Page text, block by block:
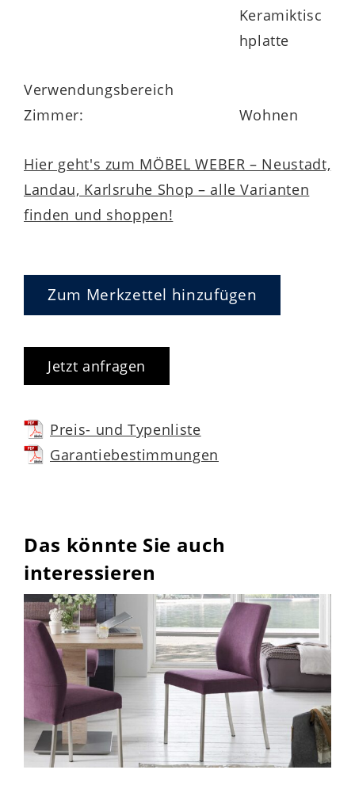
Keramiktisc
hplatte
Verwendungsbereich
Zimmer:
Wohnen
Hier geht's zum MÖBEL WEBER – Neustadt,
Landau, Karlsruhe Shop – alle Varianten
finden und shoppen!
Zum Merkzettel hinzufügen
Jetzt anfragen
Preis- und Typenliste
Garantiebestimmungen
Das könnte Sie auch
interessieren